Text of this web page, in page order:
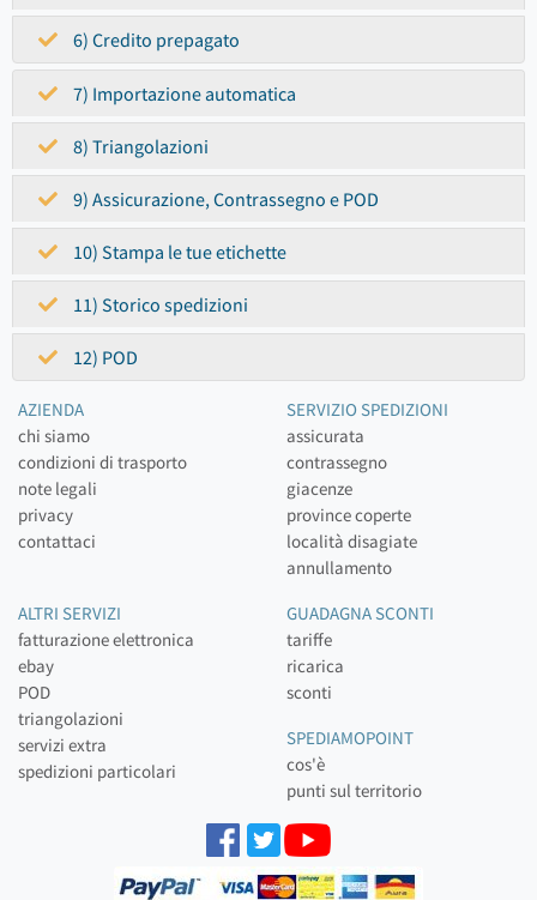
6) Credito prepagato
7) Importazione automatica
8) Triangolazioni
9) Assicurazione, Contrassegno e POD
10) Stampa le tue etichette
11) Storico spedizioni
12) POD
AZIENDA
chi siamo
condizioni di trasporto
note legali
privacy
contattaci
SERVIZIO SPEDIZIONI
assicurata
contrassegno
giacenze
province coperte
località disagiate
annullamento
ALTRI SERVIZI
fatturazione elettronica
ebay
POD
triangolazioni
servizi extra
spedizioni particolari
GUADAGNA SCONTI
tariffe
ricarica
sconti
SPEDIAMOPOINT
cos'è
punti sul territorio